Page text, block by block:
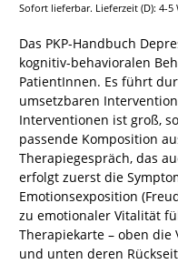
Sofort lieferbar. Lieferzeit (D): 4-5
Das PKP-Handbuch
kognitiv-behavioralen
PatientInnen. Es führt
umsetzbaren
Interventionen ist groß,
passende Komposition
Therapiegespräch, das
erfolgt zuerst die
Emotionsexposition
zu emotionaler Vitalität
Therapiekarte – oben
und unten deren